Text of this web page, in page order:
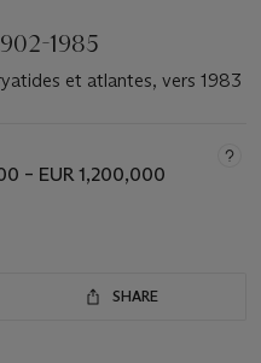
1985
et atlantes, vers 1983
– EUR 1,200,000
SHARE